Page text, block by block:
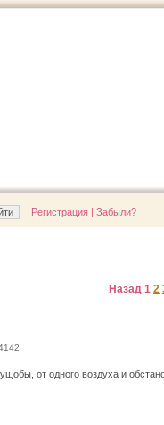
Регистрация | Забыли?
Назад 1 2
от одного воздуха и